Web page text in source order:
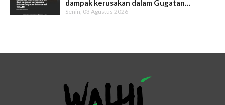
dampak kerusakan dalam Gugatan
Intervensi WALHI
Senin, 03 Agustus 2026